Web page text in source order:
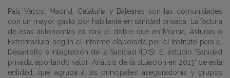
País Vasco, Madrid, Cataluña y Baleares son las comunidades
con un mayor gasto por habitante en sanidad privada. La factura
de esas autonomías es casi el doble que en Murcia, Asturias o
Extremadura, según el informe elaborado por el Instituto para el
Desarrollo e Integración de la Sanidad (IDIS). El estudio 'Sanidad
privada, aportando valor: Análisis de la situación en 2013' de esta
entidad, que agrupa a las principales aseguradoras y grupos